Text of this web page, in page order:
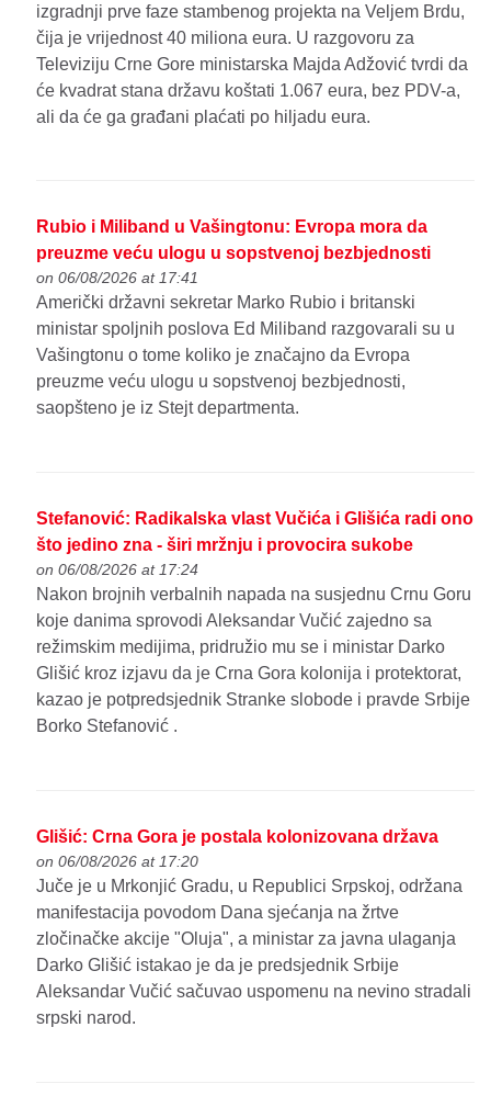
izgradnji prve faze stambenog projekta na Veljem Brdu,
čija je vrijednost 40 miliona eura. U razgovoru za
Televiziju Crne Gore ministarska Majda Adžović tvrdi da
će kvadrat stana državu koštati 1.067 eura, bez PDV-a,
ali da će ga građani plaćati po hiljadu eura.
Rubio i Miliband u Vašingtonu: Evropa mora da
preuzme veću ulogu u sopstvenoj bezbjednosti
on 06/08/2026 at 17:41
Američki državni sekretar Marko Rubio i britanski
ministar spoljnih poslova Ed Miliband razgovarali su u
Vašingtonu o tome koliko je značajno da Evropa
preuzme veću ulogu u sopstvenoj bezbjednosti,
saopšteno je iz Stejt departmenta.
Stefanović: Radikalska vlast Vučića i Glišića radi ono
što jedino zna - širi mržnju i provocira sukobe
on 06/08/2026 at 17:24
Nakon brojnih verbalnih napada na susjednu Crnu Goru
koje danima sprovodi Aleksandar Vučić zajedno sa
režimskim medijima, pridružio mu se i ministar Darko
Glišić kroz izjavu da je Crna Gora kolonija i protektorat,
kazao je potpredsjednik Stranke slobode i pravde Srbije
Borko Stefanović .
Glišić: Crna Gora je postala kolonizovana država
on 06/08/2026 at 17:20
Juče je u Mrkonjić Gradu, u Republici Srpskoj, održana
manifestacija povodom Dana sjećanja na žrtve
zločinačke akcije "Oluja", a ministar za javna ulaganja
Darko Glišić istakao je da je predsjednik Srbije
Aleksandar Vučić sačuvao uspomenu na nevino stradali
srpski narod.